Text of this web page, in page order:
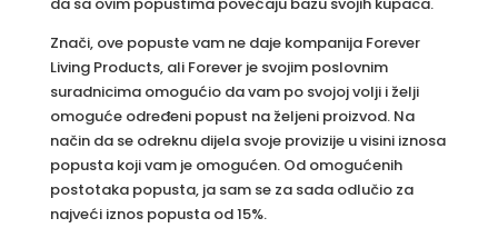
Znači, ove popuste vam ne daje kompanija Forever
Living Products, ali Forever je svojim poslovnim
suradnicima omogućio da vam po svojoj volji i želji
omoguće određeni popust na željeni proizvod. Na
način da se odreknu dijela svoje provizije u visini iznosa
popusta koji vam je omogućen. Od omogućenih
postotaka popusta, ja sam se za sada odlučio za
najveći iznos popusta od 15%.